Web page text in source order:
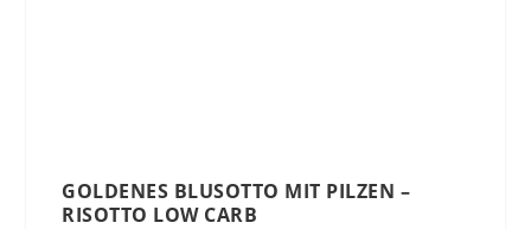
GOLDENES BLUSOTTO MIT PILZEN –
RISOTTO LOW CARB